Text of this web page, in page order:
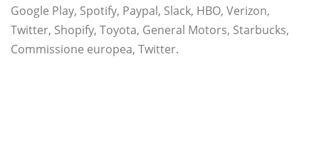
Google Play, Spotify, Paypal, Slack, HBO, Verizon,
Twitter, Shopify, Toyota, General Motors, Starbucks,
Commissione europea, Twitter.